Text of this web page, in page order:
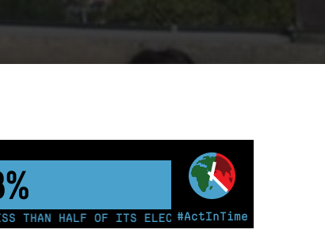
#ActInTime
HALF OF ITS ELECTRICITY FROM COAL